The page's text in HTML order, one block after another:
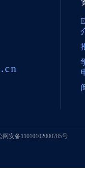
网安备11010102000785号